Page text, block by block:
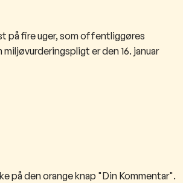
på fire uger, som offentliggøres
er den 16. januar
på den orange knap "Din Kommentar".